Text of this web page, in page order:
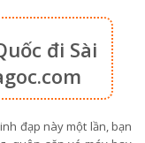
đi Sài
đạp này một lần, bạn